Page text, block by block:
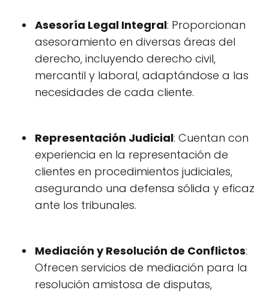
Asesoría Legal Integral: Proporcionan
asesoramiento en diversas áreas del
derecho, incluyendo derecho civil,
mercantil y laboral, adaptándose a las
necesidades de cada cliente.
Representación Judicial: Cuentan con
experiencia en la representación de
clientes en procedimientos judiciales,
asegurando una defensa sólida y eficaz
ante los tribunales.
Mediación y Resolución de Conflictos:
Ofrecen servicios de mediación para la
resolución amistosa de disputas,